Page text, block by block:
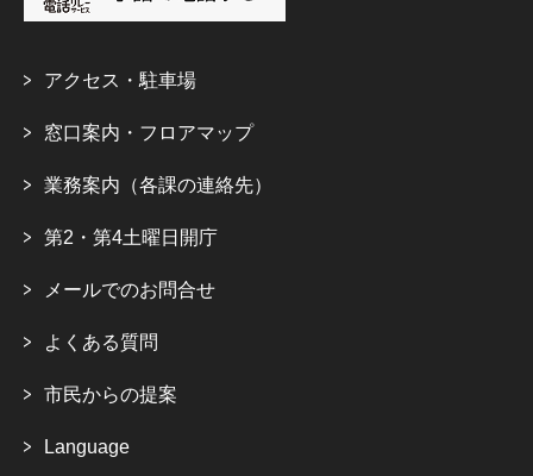
アクセス・駐車場
窓口案内・フロアマップ
業務案内（各課の連絡先）
第2・第4土曜日開庁
メールでのお問合せ
よくある質問
市民からの提案
Language